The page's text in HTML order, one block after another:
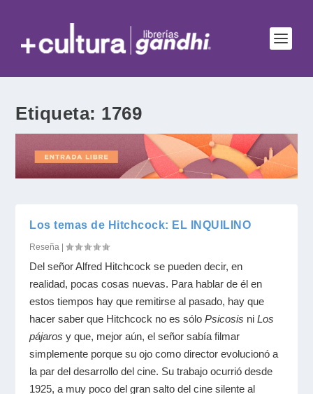
Etiqueta: 1769
Los temas de Hitchcock: EL INQUILINO
Reseña |
Del señor Alfred Hitchcock se pueden decir, en
realidad, pocas cosas nuevas. Para hablar de él en
estos tiempos hay que remitirse al pasado, hay que
hacer saber que Hitchcock no es sóloPsicosis niLos
pájaros y que, mejor aún, el señor sabía filmar
simplemente porque su ojo como director evolucionó a
la par del desarrollo del cine. Su trabajo ocurrió desde
1925, a muy poco del gran salto del cine silente al